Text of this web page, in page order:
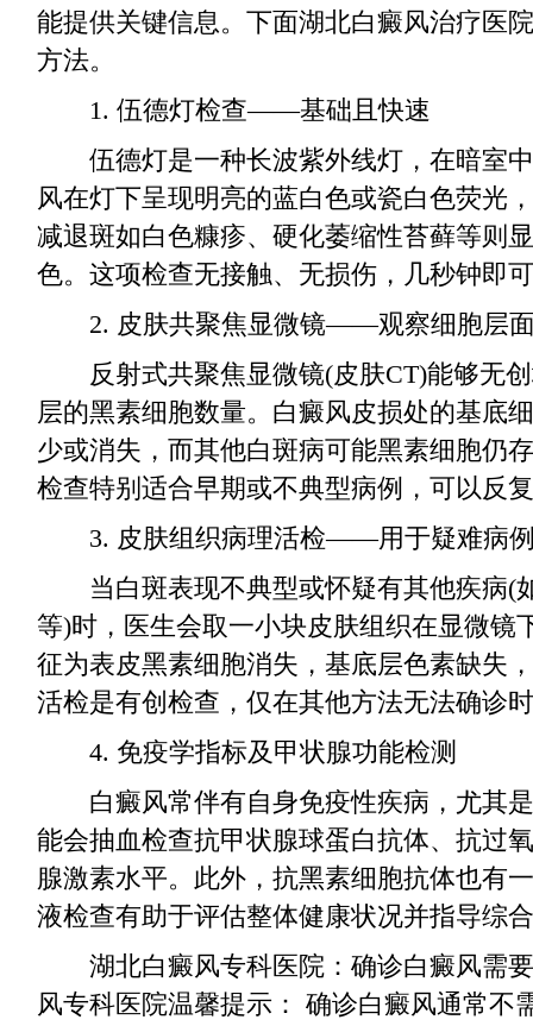
能提供关键信息。下面湖北白癜风治疗医
方法。
1. 伍德灯检查——基础且快速
伍德灯是一种长波紫外线灯，在暗室中
风在灯下呈现明亮的蓝白色或瓷白色荧光
减退斑如白色糠疹、硬化萎缩性苔藓等则
色。这项检查无接触、无损伤，几秒钟即
2. 皮肤共聚焦显微镜——观察细胞层
反射式共聚焦显微镜(皮肤CT)能够无创
层的黑素细胞数量。白癜风皮损处的基底
少或消失，而其他白斑病可能黑素细胞仍
检查特别适合早期或不典型病例，可以反
3. 皮肤组织病理活检——用于疑难病
当白斑表现不典型或怀疑有其他疾病(
等)时，医生会取一小块皮肤组织在显微镜
征为表皮黑素细胞消失，基底层色素缺失
活检是有创检查，仅在其他方法无法确诊
4. 免疫学指标及甲状腺功能检测
白癜风常伴有自身免疫性疾病，尤其是
能会抽血检查抗甲状腺球蛋白抗体、抗过
腺激素水平。此外，抗黑素细胞抗体也有
液检查有助于评估整体健康状况并指导综
湖北白癜风专科医院：确诊白癜风需要
风专科医院温馨提示： 确诊白癜风通常不